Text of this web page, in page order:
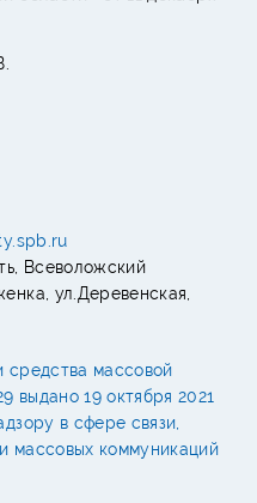
Всеволожский
ул.Деревенская,
средства массовой
19 октября 2021
в сфере связи,
массовых коммуникаций